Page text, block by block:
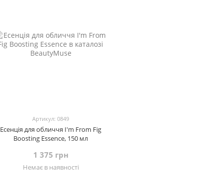
Артикул: 0849
Есенція для обличчя I'm From Fig
Boosting Essence, 150 мл
1 375 грн
Немає в наявності